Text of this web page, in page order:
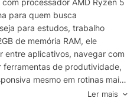
processador AMD Ryzen 5
para quem busca
para estudos, trabalho
de memória RAM, ele
entre aplicativos, navegar com
de produtividade,
mesmo em rotinas mais
Ler mais